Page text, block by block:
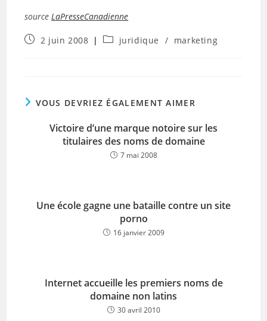
sourceLaPresseCanadienne
Publication
2 juin 2008
Postjuridique / marketing
VOUS DEVRIEZ ÉGALEMENT AIMER
Victoire d’une marque notoire sur les
titulaires des noms de domaine
7 mai 2008
Une école gagne une bataille contre un site
porno
16 janvier 2009
Internet accueille les premiers noms de
domaine non latins
30 avril 2010